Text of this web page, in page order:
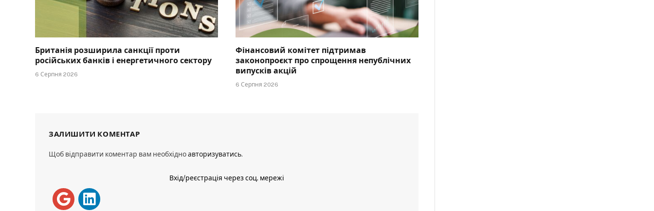
Британія розширила санкції проти
російських банків і енергетичного сектору
6 Серпня 2026
Фінансовий комітет підтримав
законопроєкт про спрощення непублічних
випусків акцій
6 Серпня 2026
ЗАЛИШИТИ КОМЕНТАР
Щоб відправити коментар вам необхідноавторизуватись.
Вхід/реєстрація через соц. мережі